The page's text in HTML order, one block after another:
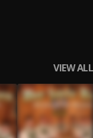
VIEW ALL